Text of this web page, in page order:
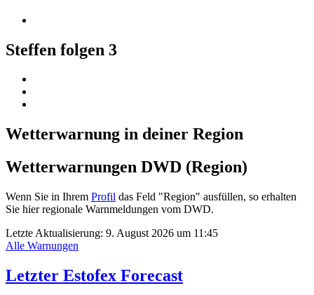
Steffen folgen 3
Wetterwarnung in deiner Region
Wetterwarnungen DWD (Region)
Wenn Sie in Ihrem Profil das Feld "Region" ausfüllen, so erhalten
Sie hier regionale Warnmeldungen vom DWD.
Letzte Aktualisierung: 9. August 2026 um 11:45
Alle Warnungen
Letzter Estofex Forecast